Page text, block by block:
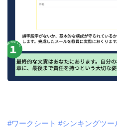
#ワークシート #シンキングツー